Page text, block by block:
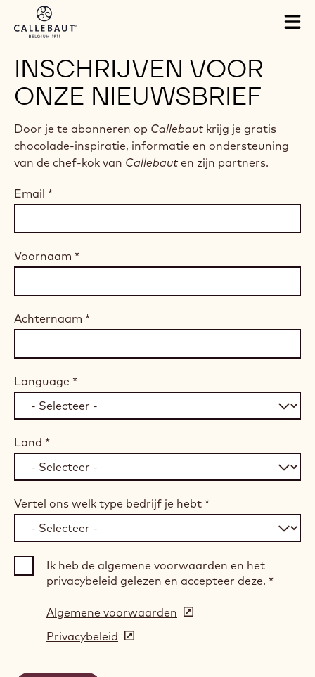
Skip to main content
INSCHRIJVEN VOOR
ONZE NIEUWSBRIEF
Door je te abonneren op Callebaut krijg je gratis
chocolade-inspiratie, informatie en ondersteuning
van de chef-kok van Callebaut en zijn partners.
Email *
Voornaam *
Achternaam *
Language *
Land *
Vertel ons welk type bedrijf je hebt *
Ik heb de algemene voorwaarden en het
privacybeleid gelezen en accepteer deze. *
Algemene voorwaarden (opens
Privacybeleid (opens